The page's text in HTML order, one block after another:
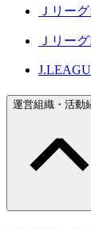
Ｊリー
Ｊリー
運営組織・活動